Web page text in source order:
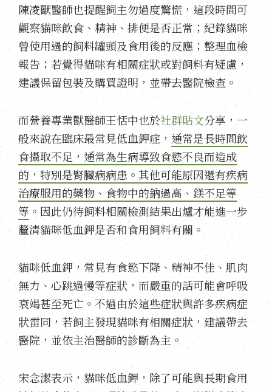
陳凌獸醫師也提醒飼主勿過度驚慌，這段時間可
觀察貓咪飲食、精神、排便是否正常；紀錄貓咪
曾使用過的飼料罐頭及食用後的反應；整理血檢
報告；若覺得貓咪有相關症狀或對飼料有疑慮，
建議保留包裝及購買證明，並帶去醫院檢查。
而營養專業獸醫師王恬中也於社群貼文分享，一
般來說在臨床最常見低血鉀症， 通常是長時間飲
食攝取不足，通常為生病導致食慾不良而造成
的，特別是腎臟病病患。其他可能原因還有疾病
治療服用的藥物、食物中的鈉過高、鎂不足等
等 。因此仍待飼料相關檢測結果出爐才能進一步
釐清貓咪低血鉀是否和食用飼料有關。
貓咪低血鉀，常見有食慾下降、精神不佳、肌肉
無力、心跳過慢等症狀，而嚴重的話可能會呼吸
衰竭甚至死亡。不過由於這些症狀與許多疾病症
狀雷同，若飼主發現貓咪有相關症狀，建議帶去
醫院，並依主治醫師的診斷為主。
宋念潔表示，貓咪低血鉀，除了可能與長期食用